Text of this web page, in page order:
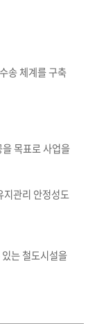
송 체계를 구축
목표로 사업을
관리 안정성도
는 철도시설을